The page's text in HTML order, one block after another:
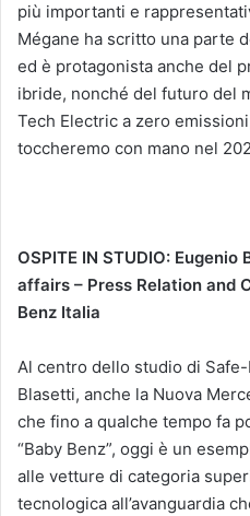
più importanti e
Mégane ha scritto una parte
ed è protagonista anche del
ibride, nonché del futuro del
Tech Electric a zero
toccheremo con mano nel
OSPITE IN STUDIO:
affairs – Press Relation and
Benz Italia
Al centro dello studio di
Blasetti, anche la Nuova
che fino a qualche tempo fa
“Baby Benz”, oggi è un
alle vetture di categoria
tecnologica all’avanguardia